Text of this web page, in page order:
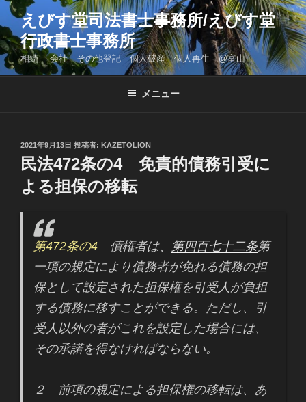
コ
ン
テ
ン
ツ
えびす堂司法書士事務所/えびす堂
行政書士事務所
相続 会社 その他登記 個人破産 個人再生 @富山
メニュー
投
稿
日:
2021年9月13日 投稿者: KAZETOLION
民法472条の4 免責的債務引受に
よる担保の移転
第472条の4 債権者は、 第四百七十二条第
一項の規定により債務者が免れる債務の担
保として設定された担保権を引受人が負担
する債務に移すことができる。ただし、引
受人以外の者がこれを設定した場合には、
その承諾を得なければならない。
２ 前項の規定による担保権の移転は、あ